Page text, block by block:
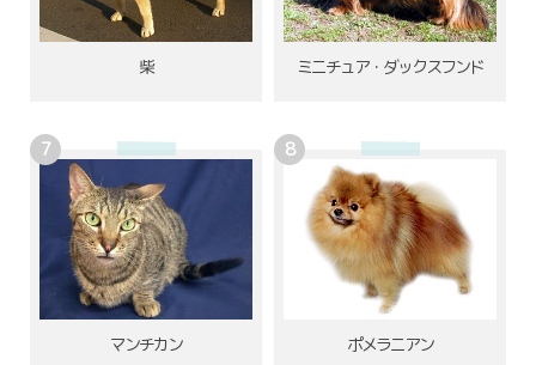
柴 ミニチュア・ダックスフンド
マンチカン ポメラニアン